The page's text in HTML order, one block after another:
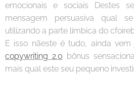
emocionais e sociais Destes
mensagem persuasiva qual
utilizando a parte límbica do
E isso nãeste é tudo, ainda
copywriting 2.0 bônus
mais qual este seu pequeno